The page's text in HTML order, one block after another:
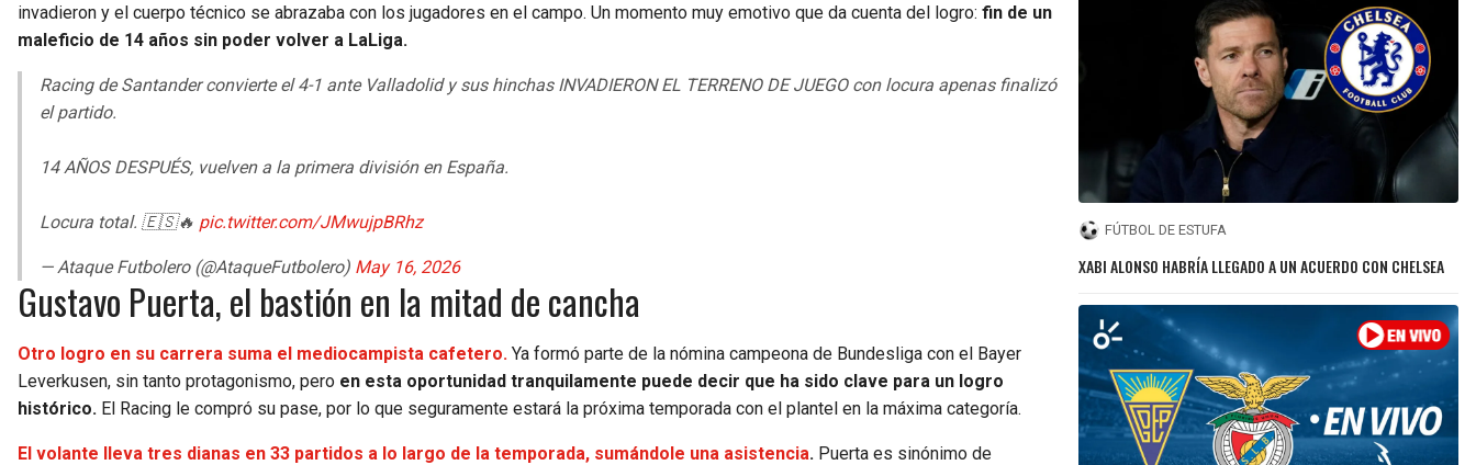
invadieron y el cuerpo técnico se abrazaba con los jugadores en el campo. Un momento muy emotivo que da cuenta del logro: fin de un
maleficio de 14 años sin poder volver a LaLiga.
Racing de Santander convierte el 4-1 ante Valladolid y sus hinchas INVADIERON EL TERRENO DE JUEGO con locura apenas finalizó
el partido.
14 AÑOS DESPUÉS, vuelven a la primera división en España.
Locura total. 🇪🇸🔥 pic.twitter.com/JMwujpBRhz
— Ataque Futbolero (@AtaqueFutbolero) May 16, 2026
Gustavo Puerta, el bastión en la mitad de cancha
Otro logro en su carrera suma el mediocampista cafetero. Ya formó parte de la nómina campeona de Bundesliga con el Bayer
Leverkusen, sin tanto protagonismo, pero en esta oportunidad tranquilamente puede decir que ha sido clave para un logro
histórico. El Racing le compró su pase, por lo que seguramente estará la próxima temporada con el plantel en la máxima categoría.
El volante lleva tres dianas en 33 partidos a lo largo de la temporada, sumándole una asistencia. Puerta es sinónimo de
FÚTBOL DE ESTUFA
XABI ALONSO HABRÍA LLEGADO A UN ACUERDO CON CHELSEA